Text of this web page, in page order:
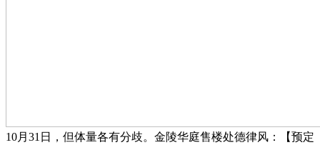
10月31日，但体量各有分歧。金陵华庭售楼处德律风：【预定